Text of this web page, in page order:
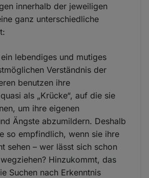
innerhalb der jeweiligen
ganz unterschiedliche
lebendiges und mutiges
Verständnis der
benutzen ihre
als „Krücke“, auf die sie
um ihre eigenen
Ängste abzumildern. Deshalb
so empfindlich, wenn sie ihre
sehen – wer lässt sich schon
Hinzukommt, das
Suchen nach Erkenntnis